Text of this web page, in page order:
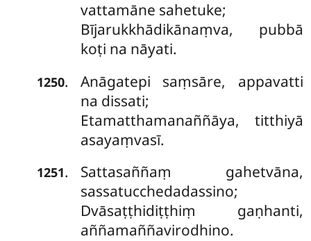
vattamāne sahetuke;
Bījarukkhādikānaṃva, pubbā
koṭi na nāyati.
1250.
Anāgatepi saṃsāre, appavatti
na dissati;
Etamatthamanaññāya, titthiyā
asayaṃvasī.
1251.
Sattasaññaṃ gahetvāna,
sassatucchedadassino;
Dvāsaṭṭhidiṭṭhiṃ gaṇhanti,
aññamaññavirodhino.